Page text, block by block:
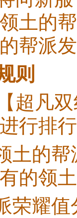
土的
帮派
则
超凡
行排行
土的
的领
荣耀